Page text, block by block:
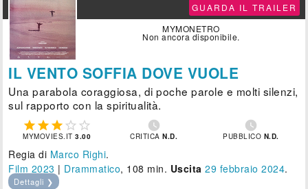
GUARDA IL TRAILER
MYMONETRO
Non ancora disponibile.
IL VENTO SOFFIA DOVE VUOLE
Una parabola coraggiosa, di poche parole e molti silenzi,
sul rapporto con la spiritualità.
    
MYMOVIES.IT3.00

CRITICAN.D.

PUBBLICO N.D.
Regia di Marco Righi.
Film 2023 | Drammatico, 108 min. Uscita 29 febbraio 2024.
Dettagli ❯